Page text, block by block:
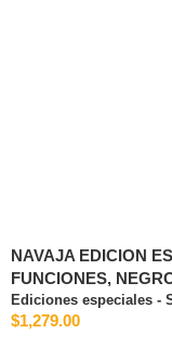
NAVAJA EDICION
FUNCIONES,
Ediciones especiales -
$1,279.00